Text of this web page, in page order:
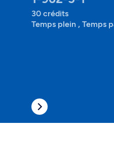
30 crédits
Temps plein , Temps